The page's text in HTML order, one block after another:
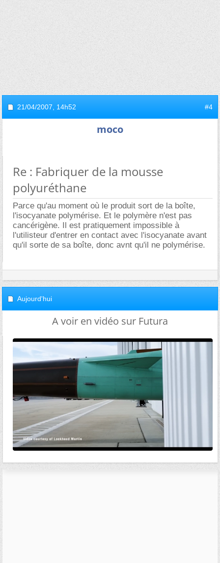
21/04/2007, 14h52 #4
moco
Re : Fabriquer de la mousse
polyuréthane
Parce qu'au moment où le produit sort de la boîte,
l'isocyanate polymérise. Et le polymère n'est pas
cancérigène. Il est pratiquement impossible à
l'utilisteur d'entrer en contact avec l'isocyanate avant
qu'il sorte de sa boîte, donc avnt qu'il ne polymérise.
Aujourd'hui
A voir en vidéo sur Futura